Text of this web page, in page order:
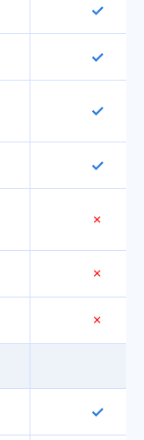
✓
✓
✓
✓
✗
✗
✗
✓